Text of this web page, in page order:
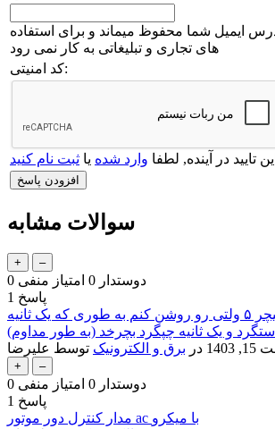
ایمیل شما محفوظ میماند و برای استفاده
های تجاری و تبلیغاتی به کار نمی رود
کد امنیتی:
تایید در آینده, لطفا وارد شده یا ثبت نام کنید
سوالات مشابه
0 دوستدار 0 امتیاز منفی
1 پاسخ
چطور یه ارمیچر ۵ ولتی رو روشن کنم به طوری که یک ثانیه
و یک ثانیه چپگرد بچرخد (به طور مداوم)
در برق و الکترونیک توسط علیرضا
0 دوستدار 0 امتیاز منفی
1 پاسخ
مدار کنترل دور موتور ac با میکرو